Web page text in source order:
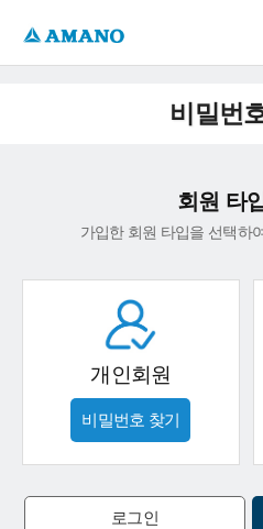
비밀번
회원 타
가입한 회원 타입을 선택하
개인회원
비밀번호 찾기
로그인